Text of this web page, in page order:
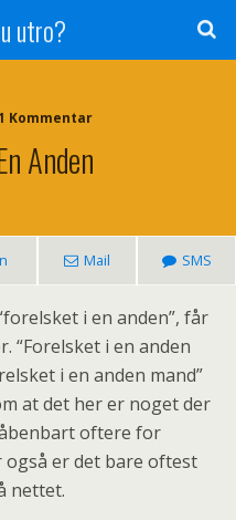
utro?
Kommentar
Anden
Mail SMS
i en anden”, får
“Forelsket i en anden
i en anden mand”
at det her er noget der
oftere for
er det bare oftest
nettet.